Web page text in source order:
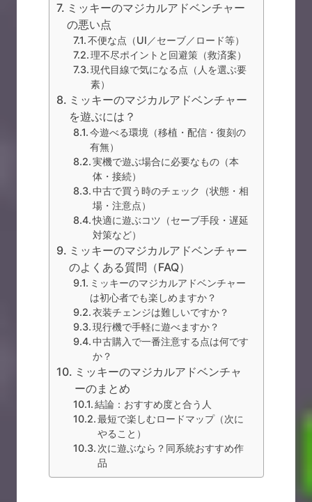
ミッキーのマジカルアドベンチャー
の悪い点
不便な点（UI／セーブ／ロード等）
理不尽ポイントと回避策（救済案）
現代目線で気になる点（人を選ぶ要
素）
ミッキーのマジカルアドベンチャー
を遊ぶには？
今遊べる環境（移植・配信・復刻の
有無）
実機で遊ぶ場合に必要なもの（本
体・接続）
中古で買う時のチェック（状態・相
場・注意点）
快適に遊ぶコツ（セーブ手段・遅延
対策など）
ミッキーのマジカルアドベンチャー
のよくある質問（FAQ）
ミッキーのマジカルアドベンチャー
は初心者でも楽しめますか？
衣装チェンジは難しいですか？
現行機で手軽に遊べますか？
中古購入で一番注意する点は何です
か？
ミッキーのマジカルアドベンチャ
ーのまとめ
結論：おすすめ度と合う人
最短で楽しむロードマップ（次に
やること）
次に遊ぶなら？同系統おすすめ作
品